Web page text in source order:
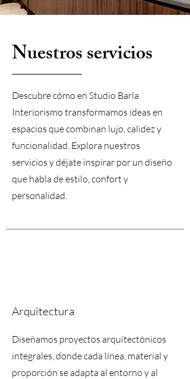
Nuestros servicios
Descubre cómo en Studio Barla
Interiorismo transformamos ideas en
espacios que combinan lujo, calidez y
funcionalidad. Explora nuestros
servicios y déjate inspirar por un diseño
que habla de estilo, confort y
personalidad.
Arquitectura
Diseñamos proyectos arquitectónicos
integrales, donde cada línea, material y
proporción se adapta al entorno y al